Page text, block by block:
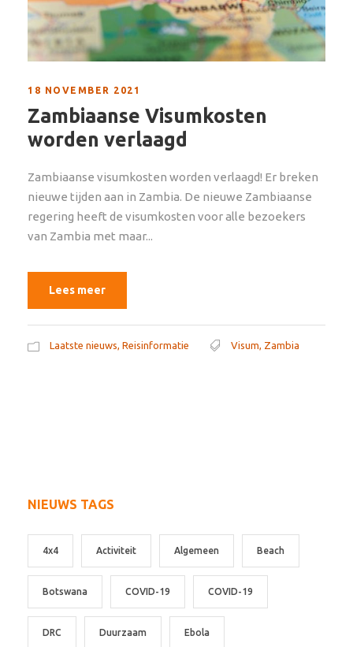
18 NOVEMBER 2021
Zambiaanse Visumkosten
worden verlaagd
Zambiaanse visumkosten worden verlaagd! Er breken
nieuwe tijden aan in Zambia. De nieuwe Zambiaanse
regering heeft de visumkosten voor alle bezoekers
van Zambia met maar...
Lees meer
Laatste nieuws Reisinformatie Visum Zambia
NIEUWS TAGS
4x4 Activiteit Algemeen Beach
Botswana COVID-19 COVID-19
DRC Duurzaam Ebola